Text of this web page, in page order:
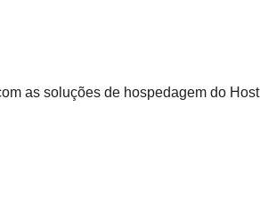
as soluções de hospedagem do Host